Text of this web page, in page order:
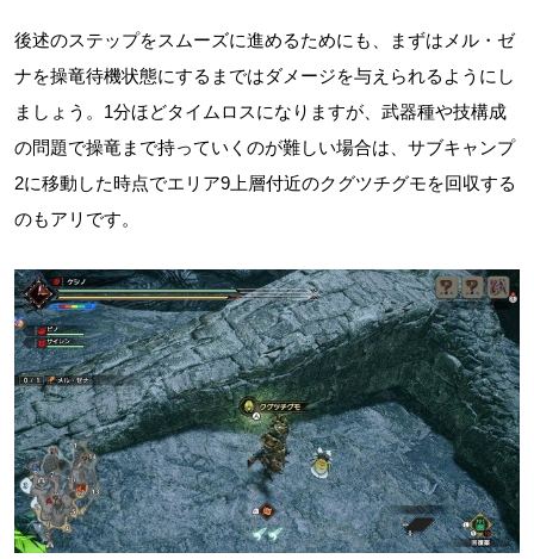
後述のステップをスムーズに進めるためにも、まずはメル・ゼ
ナを操竜待機状態にするまではダメージを与えられるようにし
ましょう。1分ほどタイムロスになりますが、武器種や技構成
の問題で操竜まで持っていくのが難しい場合は、サブキャンプ
2に移動した時点でエリア9上層付近のクグツチグモを回収する
のもアリです。